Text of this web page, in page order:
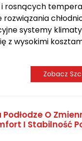
rosnących
systemy
z wysokimi
Zobacz
O
I Stabilność